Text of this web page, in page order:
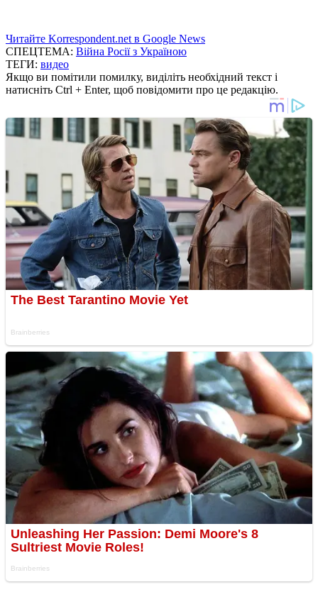
Читайте Korrespondent.net в Google News
СПЕЦТЕМА: Війна Росії з Україною
ТЕГИ: видео
Якщо ви помітили помилку, виділіть необхідний текст і
натисніть Ctrl + Enter, щоб повідомити про це редакцію.